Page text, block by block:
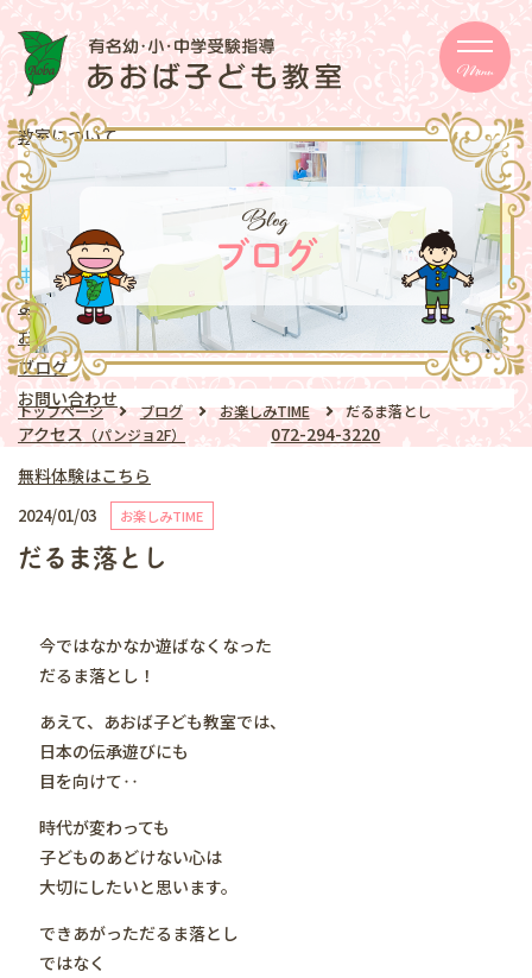
Menu
教室について
メッセージ 取り組み
幼児
school
小学生クラス
school中学生クラス
よくある質問
お知らせ
ブログ
お問い合わせ
アクセス （パンジョ2F）
072-294-3220
無料体験はこちら
Blog
ブログ
トップページ ブログ お楽しみTIME だるま落とし
2024/01/03 お楽しみTIME
だるま落とし
今ではなかなか遊ばなくなった
だるま落とし！
あえて、あおば子ども教室では、
日本の伝承遊びにも
目を向けて‥
時代が変わっても
子どものあどけない心は
大切にしたいと思います。
できあがっただるま落とし
ではなく